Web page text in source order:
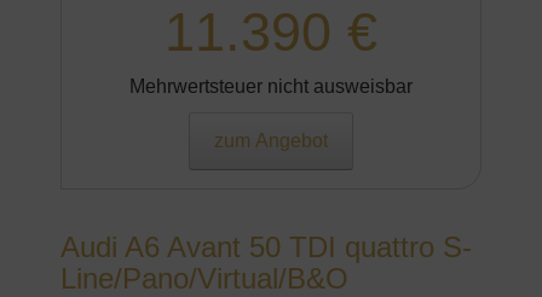
11.390 €
Mehrwertsteuer nicht ausweisbar
zum Angebot
Audi A6 Avant 50 TDI quattro S-
Line/Pano/Virtual/B&O